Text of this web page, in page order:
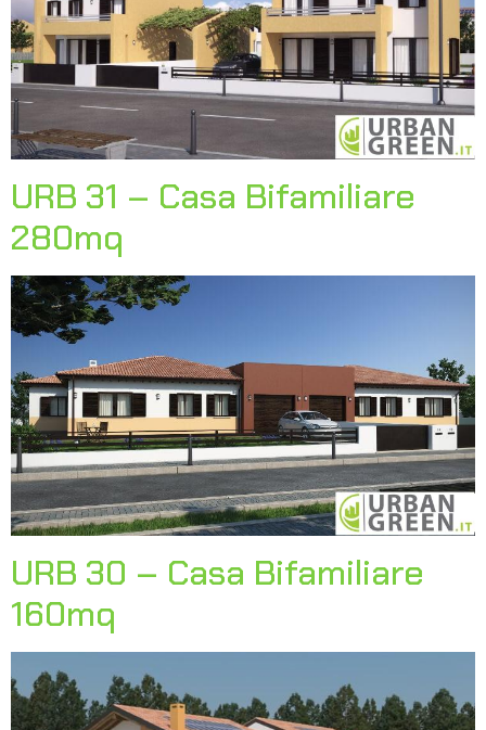
URB 31 – Casa Bifamiliare
280mq
URB 30 – Casa Bifamiliare
160mq